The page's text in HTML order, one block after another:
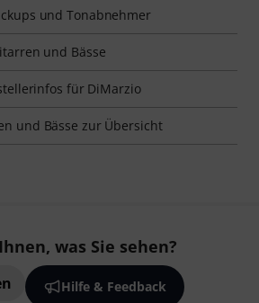
und Tonabnehmer
und Bässe
für DiMarzio
und Bässe zur Übersicht
was Sie sehen?
Hilfe & Feedback